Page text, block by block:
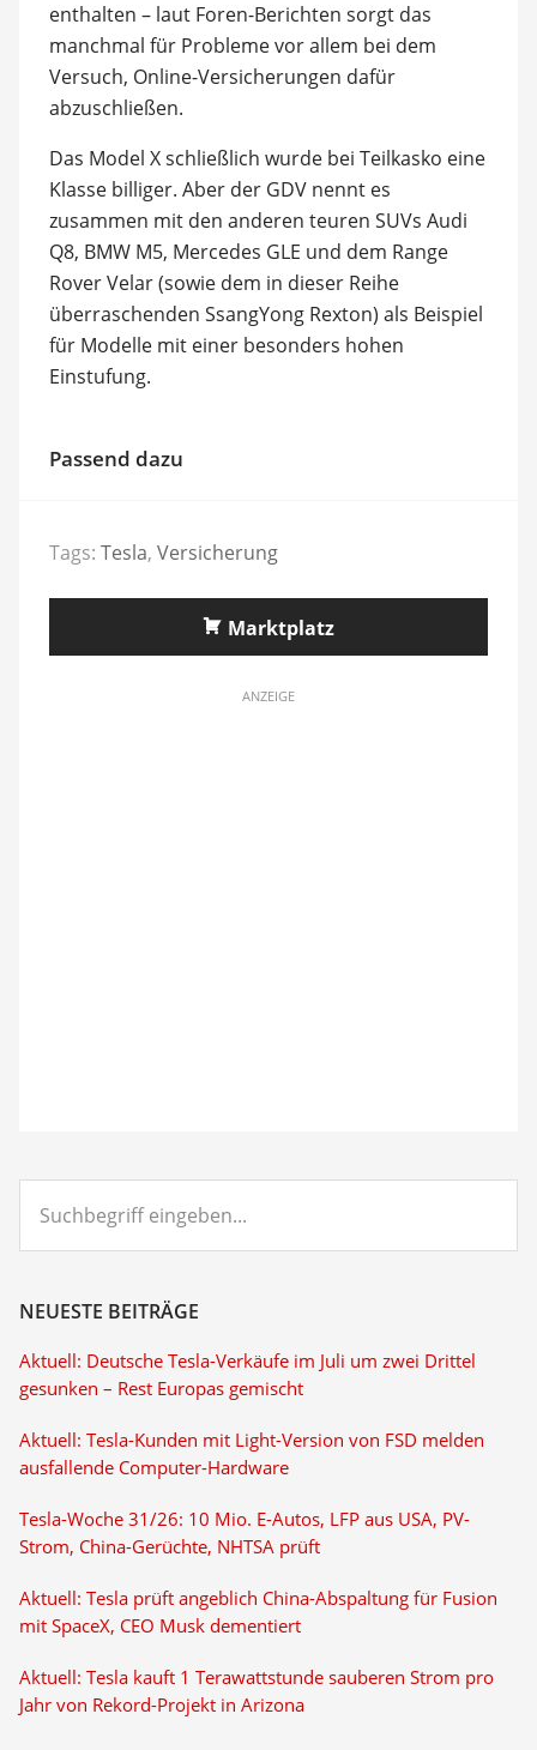
enthalten – laut Foren-Berichten sorgt das
manchmal für Probleme vor allem bei dem
Versuch, Online-Versicherungen dafür
abzuschließen.
Das Model X schließlich wurde bei Teilkasko eine
Klasse billiger. Aber der GDV nennt es
zusammen mit den anderen teuren SUVs Audi
Q8, BMW M5, Mercedes GLE und dem Range
Rover Velar (sowie dem in dieser Reihe
überraschenden SsangYong Rexton) als Beispiel
für Modelle mit einer besonders hohen
Einstufung.
Passend dazu
Tags: Tesla, Versicherung
Marktplatz
ANZEIGE
eingeben...
NEUESTE BEITRÄGE
Aktuell: Deutsche Tesla-Verkäufe im Juli um zwei Drittel
gesunken – Rest Europas gemischt
Aktuell: Tesla-Kunden mit Light-Version von FSD melden
ausfallende Computer-Hardware
Tesla-Woche 31/26: 10 Mio. E-Autos, LFP aus USA, PV-
Strom, China-Gerüchte, NHTSA prüft
Aktuell: Tesla prüft angeblich China-Abspaltung für Fusion
mit SpaceX, CEO Musk dementiert
Aktuell: Tesla kauft 1 Terawattstunde sauberen Strom pro
Jahr von Rekord-Projekt in Arizona